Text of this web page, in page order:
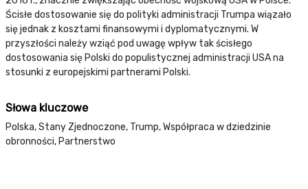
Ścisłe dostosowanie się do polityki administracji Trumpa wiązało
się jednak z kosztami finansowymi i dyplomatycznymi. W
przyszłości należy wziąć pod uwagę wpływ tak ścisłego
dostosowania się Polski do populistycznej administracji USA na
stosunki z europejskimi partnerami Polski.
Słowa kluczowe
Polska, Stany Zjednoczone, Trump, Współpraca w dziedzinie
obronności, Partnerstwo